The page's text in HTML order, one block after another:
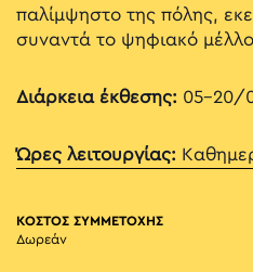
παλίμψηστο της πόλης,
συναντά το ψηφιακό
Διάρκεια έκθεσης: 05-20/
Ώρες λειτουργίας:
ΚΟΣΤΟΣ ΣΥΜΜΕΤΟΧΗΣ
Δωρεάν